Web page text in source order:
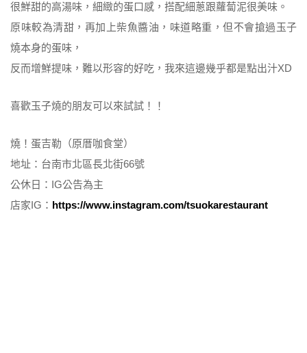
很鮮甜的高湯味，細緻的蛋口感，搭配細蔥跟蘿蔔泥很美味。
原味較為清甜，再加上柴魚醬油，味道略重，但不會搶過玉子
燒本身的蛋味，
反而增鮮提味，難以形容的好吃，我來這邊幾乎都是點出汁XD
喜歡玉子燒的朋友可以來試試！！
燒！蛋吉勒（原厝咖食堂）
地址：台南市北區長北街66號
公休日：IG公告為主
店家IG： https://www.instagram.com/tsuokarestaurant